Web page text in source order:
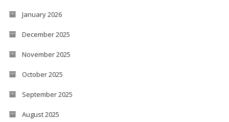
January 2026
December 2025
November 2025
October 2025
September 2025
August 2025